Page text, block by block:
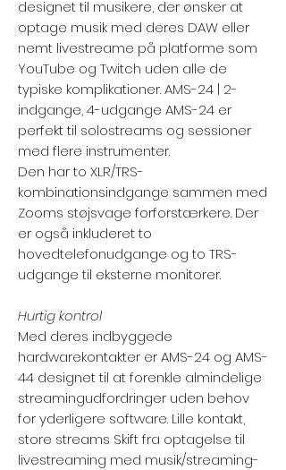
designet til musikere, der ønsker at
optage musik med deres DAW eller
nemt livestreame på platforme som
YouTube og Twitch uden alle de
typiske komplikationer. AMS-24 | 2-
indgange, 4-udgange AMS-24 er
perfekt til solostreams og sessioner
med flere instrumenter.
Den har to XLR/TRS-
kombinationsindgange sammen med
Zooms støjsvage forforstærkere. Der
er også inkluderet to
hovedtelefonudgange og to TRS-
udgange til eksterne monitorer.
Hurtig kontrol
Med deres indbyggede
hardwarekontakter er AMS-24 og AMS-
44 designet til at forenkle almindelige
streamingudfordringer uden behov
for yderligere software. Lille kontakt,
store streams Skift fra optagelse til
livestreaming med musik/streaming-